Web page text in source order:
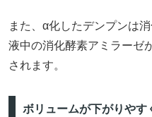
また、α化したデンプンは
液中の消化酵素アミラーゼ
されます。
ボリュームが下がりやす